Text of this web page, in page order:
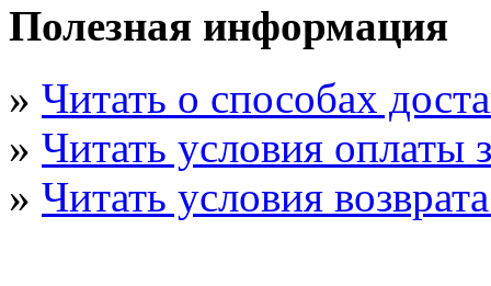
Полезная информация
» Читать о способах
» Читать условия оплаты
» Читать условия